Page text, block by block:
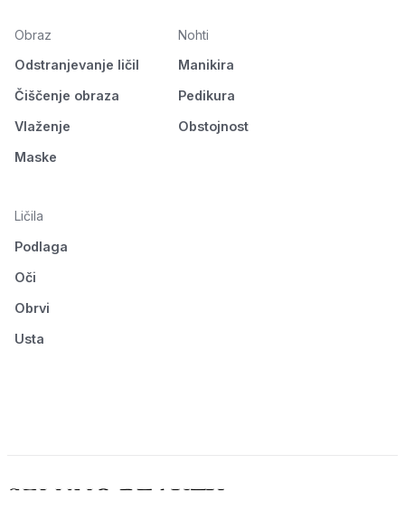
Obraz
Odstranjevanje ličil
Čiščenje obraza
Vlaženje
Maske
Nohti
Manikira
Pedikura
Obstojnost
Ličila
Podlaga
Oči
Obrvi
Usta